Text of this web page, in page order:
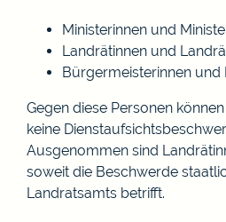
Ministerinnen und
Landrätinnen und
Bürgermeisterinnen und
Gegen diese Personen
keine
Ausgenommen sind
soweit die Beschwerde
Landratsamts betrifft.